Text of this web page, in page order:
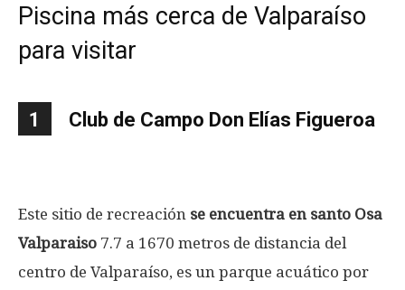
Piscina más cerca de Valparaíso
para visitar
1 Club de Campo Don Elías Figueroa
Este sitio de recreación se encuentra en santo Osa
Valparaiso 7.7 a 1670 metros de distancia del
centro de Valparaíso, es un parque acuático por